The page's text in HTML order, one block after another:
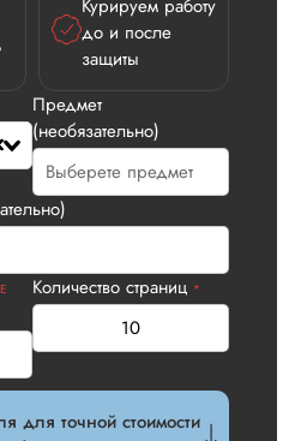
Курируем работу
до и после
защиты
Предмет
(необязательно)
Количество страниц *
для точной стоимости
Вид работы:
Диссертация
Дата:2026-05-21
У нас с другом
заказ на
устроила стоимость
официального
договора. Само